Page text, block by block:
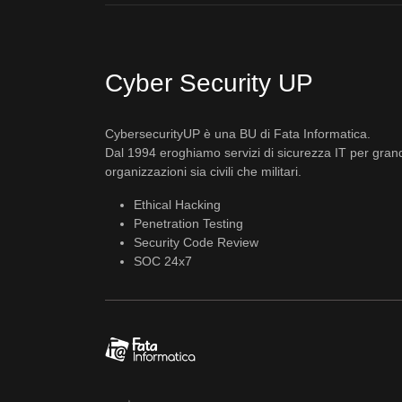
Cyber Security UP
CybersecurityUP è una BU di Fata Informatica.
Dal 1994 eroghiamo servizi di sicurezza IT per
organizzazioni sia civili che militari.
Ethical Hacking
Penetration Testing
Security Code Review
SOC 24x7